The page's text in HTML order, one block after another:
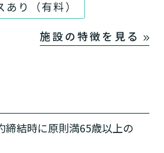
り（有料）
施設の特徴を見る
締結時に原則満65歳以上の